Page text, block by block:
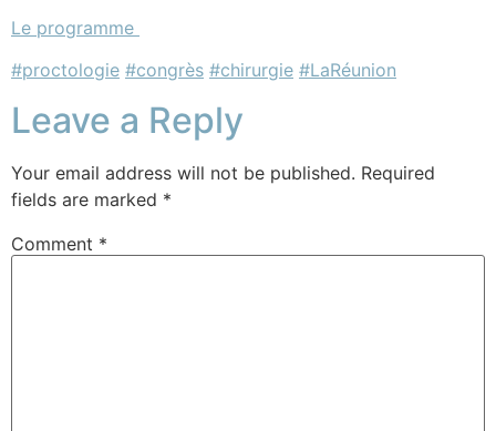
Le programme
#proctologie #congrès #chirurgie #LaRéunion
Leave a Reply
Your email address will not be published. Required
fields are marked *
Comment *